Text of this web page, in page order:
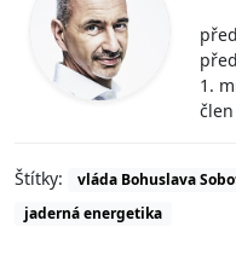
1.
Štítky: vláda Bohuslava
jaderná energetika